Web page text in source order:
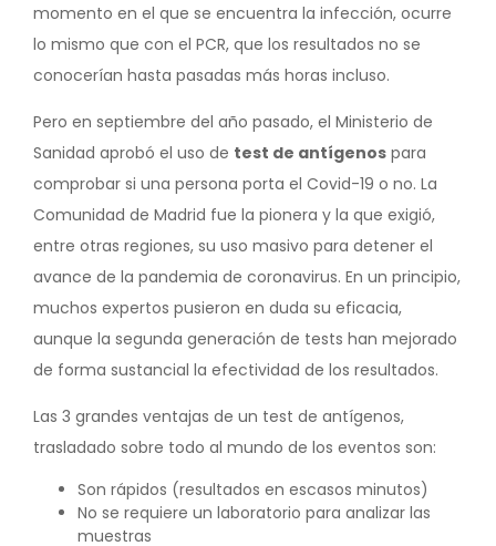
momento en el que se encuentra la infección, ocurre
lo mismo que con el PCR, que los resultados no se
conocerían hasta pasadas más horas incluso.
Pero en septiembre del año pasado, el Ministerio de
Sanidad aprobó el uso de test de antígenos para
comprobar si una persona porta el Covid-19 o no. La
Comunidad de Madrid fue la pionera y la que exigió,
entre otras regiones, su uso masivo para detener el
avance de la pandemia de coronavirus. En un principio,
muchos expertos pusieron en duda su eficacia,
aunque la segunda generación de tests han mejorado
de forma sustancial la efectividad de los resultados.
Las 3 grandes ventajas de un test de antígenos,
trasladado sobre todo al mundo de los eventos son:
Son rápidos (resultados en escasos minutos)
No se requiere un laboratorio para analizar las
muestras